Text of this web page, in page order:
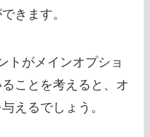
きます。
トがメインオプショ
ことを考えると、オ
えるでしょう。